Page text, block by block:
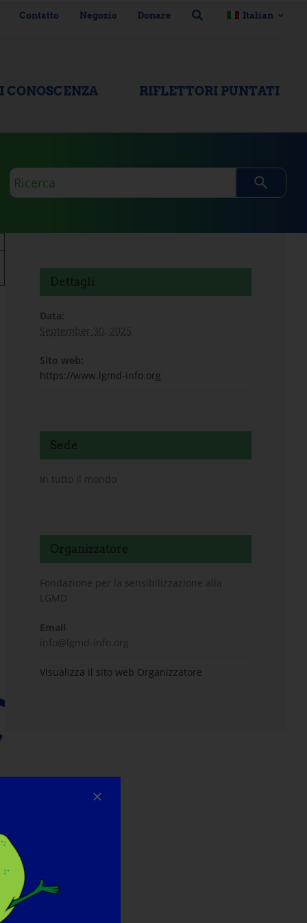
Contatto Negozio Donare Italian
CONOSCENZA RIFLETTORI PUNTATI
Domanda
di
Dettagli
Data:
September 30, 2025
Sito web:
https://www.lgmd-info.org
Sede
In tutto il mondo
Organizzatore
Fondazione per la sensibilizzazione alla
LGMD
Email
info@lgmd-info.org
Visualizza il sito web Organizzatore